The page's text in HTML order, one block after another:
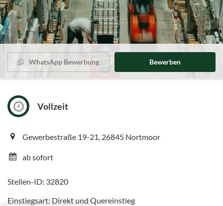
WhatsApp Bewerbung Bewerben
Vollzeit
Gewerbestraße 19-21, 26845 Nortmoor
ab sofort
Stellen-ID: 32820
Einstiegsart: Direkt und Quereinstieg